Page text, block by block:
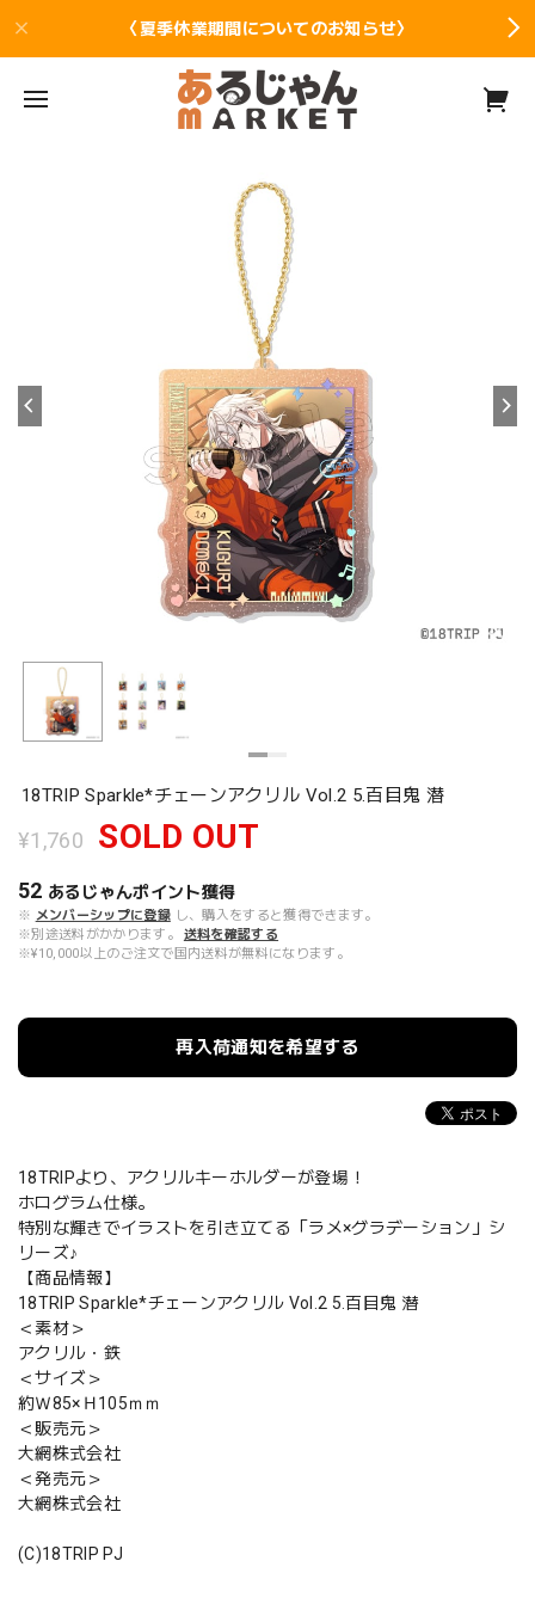
〈夏季休業期間についてのお知らせ〉
18TRIP Sparkle*チェーンアクリル Vol.2 5.百目鬼 潜
¥1,760 SOLD OUT
52 あるじゃんポイント獲得
※ メンバーシップに登録 し、購入をすると獲得できます。
※別途送料がかかります。
送料を確認する
※¥10,000以上のご注文で国内送料が無料になります。
再入荷通知を希望する
18TRIPより、アクリルキーホルダーが登場！
ホログラム仕様。
特別な輝きでイラストを引き立てる「ラメ×グラデーション」シ
リーズ♪
【商品情報】
18TRIP Sparkle*チェーンアクリル Vol.2 5.百目鬼 潜
＜素材＞
アクリル・鉄
＜サイズ＞
約Ｗ85×Ｈ105ｍｍ
＜販売元＞
大網株式会社
＜発売元＞
大網株式会社
(C)18TRIP PJ